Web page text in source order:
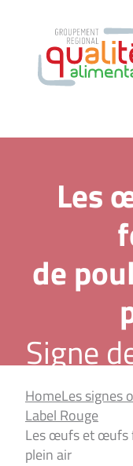
Les
de
Signe
HomeLes signes
Label Rouge
Les œufs et œufs
plein air